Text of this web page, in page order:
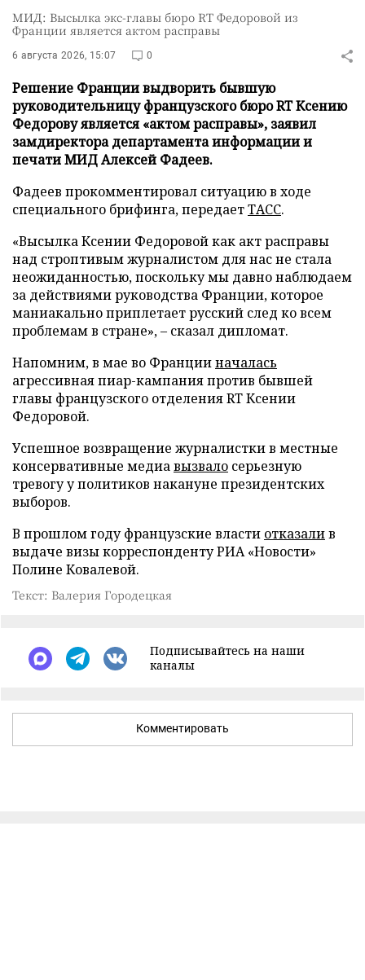
МИД: Высылка экс-главы бюро RT Федоровой из
Франции является актом расправы
6 августа 2026, 15:07 0
Решение Франции выдворить бывшую
руководительницу французского бюро RT Ксению
Федорову является «актом расправы», заявил
замдиректора департамента информации и
печати МИД Алексей Фадеев.
Фадеев прокомментировал ситуацию в ходе
специального брифинга, передаетТАСС.
«Высылка Ксении Федоровой как акт расправы
над строптивым журналистом для нас не стала
неожиданностью, поскольку мы давно наблюдаем
за действиями руководства Франции, которое
маниакально приплетает русский след ко всем
проблемам в стране», – сказал дипломат.
Напомним, в мае во Францииначалась
агрессивная пиар-кампания против бывшей
главы французского отделения RT Ксении
Федоровой.
Успешное возвращение журналистки в местные
консервативные медиавызвало серьезную
тревогу у политиков накануне президентских
выборов.
В прошлом году французские власти отказалив
выдаче визы корреспонденту РИА «Новости»
Полине Ковалевой.
Текст: Валерия Городецкая
Подписывайтесь на наши
каналы
Комментировать